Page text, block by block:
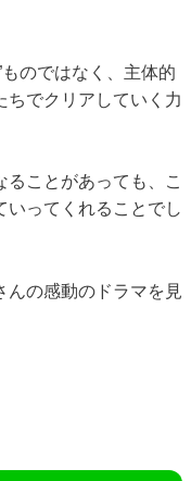
のではなく、主体的
ちでクリアしていく力
ことがあっても、こ
いってくれることでし
んの感動のドラマを見